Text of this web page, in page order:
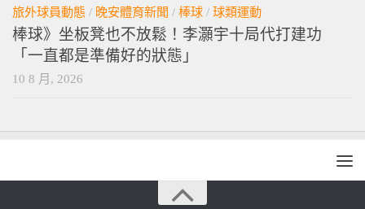
旅外球員動態 / 晚安體育新聞 / 棒球 / 球類運動
棒球》坐板凳也不放鬆！李灝宇十局代打建功
「一直都是準備好的狀態」
10 8 月, 2026